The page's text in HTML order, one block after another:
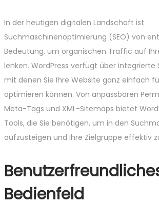
In der heutigen digitalen Landschaft ist
Suchmaschinenoptimierung (SEO) von
Bedeutung, um organischen Traffic auf
lenken. WordPress verfügt über integrierte
mit denen Sie Ihre Website ganz einfach
optimieren können. Von anpassbaren
Meta-Tags und XML-Sitemaps bietet
Tools, die Sie benötigen, um in den
aufzusteigen und Ihre Zielgruppe effektiv
Bedienfeld